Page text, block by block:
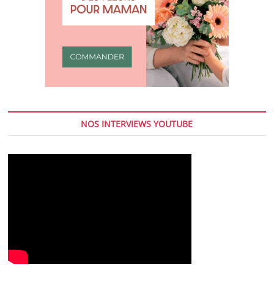
NOS INTERVIEWS YOUTUBE